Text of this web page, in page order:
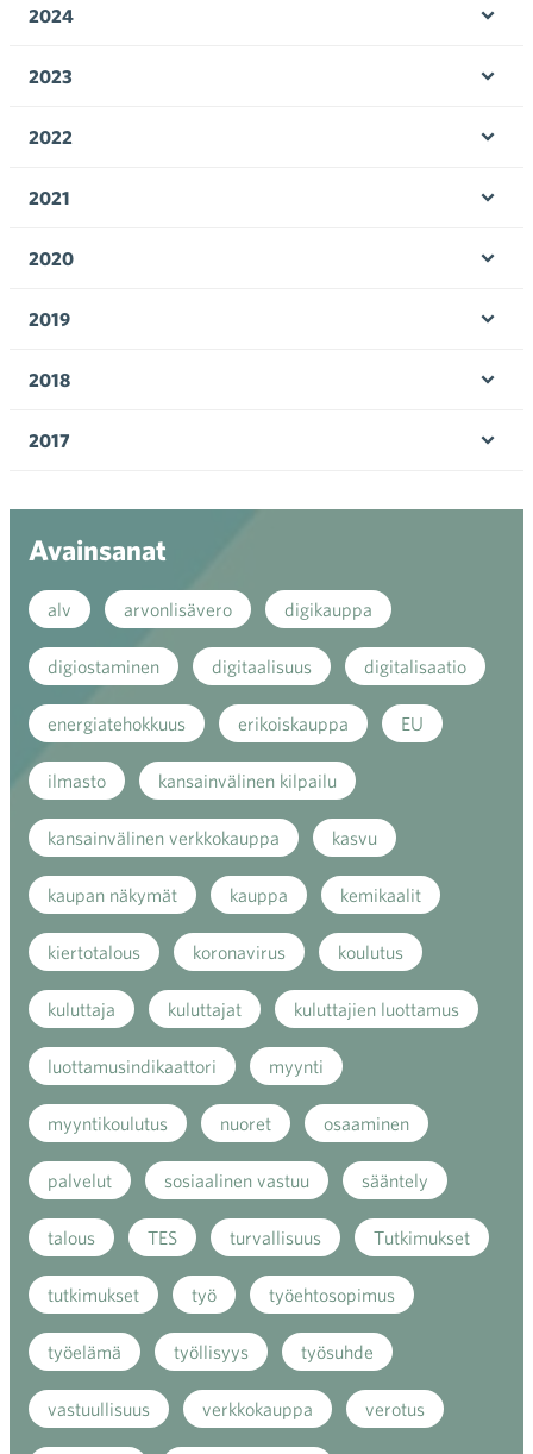
2024
2023
2022
2021
2020
2019
2018
2017
Avainsanat
alv arvonlisävero digikauppa
digiostaminen digitaalisuus digitalisaatio
energiatehokkuus erikoiskauppa EU
ilmasto kansainvälinen kilpailu
kansainvälinen verkkokauppa kasvu
kaupan näkymät kauppa kemikaalit
kiertotalous koronavirus koulutus
kuluttaja kuluttajat kuluttajien luottamus
luottamusindikaattori myynti
myyntikoulutus nuoret osaaminen
palvelut sosiaalinen vastuu sääntely
talous TES turvallisuus Tutkimukset
tutkimukset työ työehtosopimus
työelämä työllisyys työsuhde
vastuullisuus verkkokauppa verotus